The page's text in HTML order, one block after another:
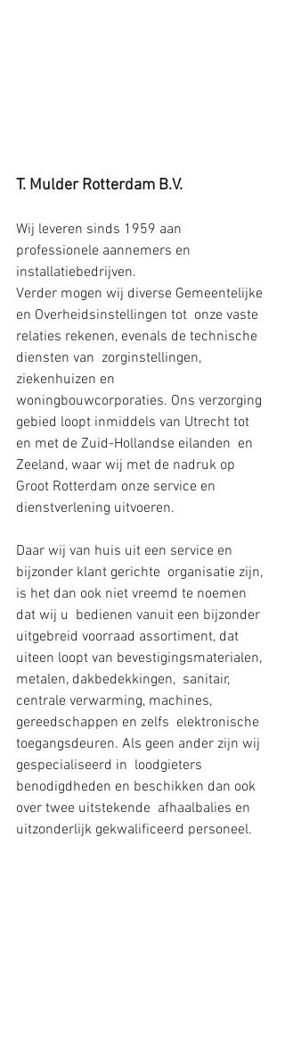
T. Mulder Rotterdam B.V.
Wij leveren sinds 1959 aan
professionele aannemers en
installatiebedrijven.
Verder mogen wij diverse Gemeentelijke
en Overheidsinstellingen tot  onze vaste
relaties rekenen, evenals de technische
diensten van  zorginstellingen,
ziekenhuizen en
woningbouwcorporaties. Ons verzorging
gebied loopt inmiddels van Utrecht tot
en met de Zuid-Hollandse eilanden  en
Zeeland, waar wij met de nadruk op
Groot Rotterdam onze service en
dienstverlening uitvoeren.
Daar wij van huis uit een service en
bijzonder klant gerichte  organisatie zijn,
is het dan ook niet vreemd te noemen
dat wij u  bedienen vanuit een bijzonder
uitgebreid voorraad assortiment, dat
uiteen loopt van bevestigingsmaterialen,
metalen, dakbedekkingen,  sanitair,
centrale verwarming, machines,
gereedschappen en zelfs  elektronische
toegangsdeuren. Als geen ander zijn wij
gespecialiseerd in  loodgieters
benodigdheden en beschikken dan ook
over twee uitstekende  afhaalbalies en
uitzonderlijk gekwalificeerd personeel.